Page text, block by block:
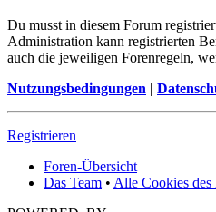
Du musst in diesem Forum
Administration kann registrierten
auch die jeweiligen Forenregeln,
Nutzungsbedingungen |
Registrieren
Foren-Übersicht
Das Team • Alle Cookies des